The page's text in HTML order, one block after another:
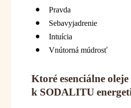
Pravda
Sebavyjadrenie
Intuícia
Vnútorná múdrosť
Ktoré esenciálne oleje
k SODALITU